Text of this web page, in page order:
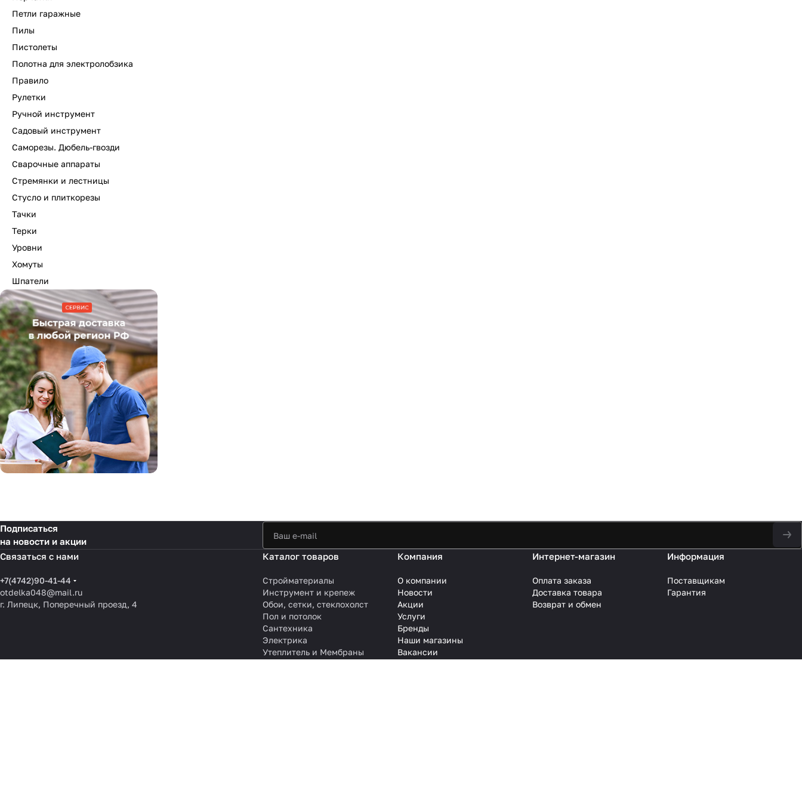
Петли гаражные
Пилы
Пистолеты
Полотна для электролобзика
Правило
Рулетки
Ручной инструмент
Садовый инструмент
Саморезы. Дюбель-гвозди
Сварочные аппараты
Стремянки и лестницы
Стусло и плиткорезы
Тачки
Терки
Уровни
Хомуты
Шпатели
Подписаться
на новости и акции
Связаться с нами
+7(4742)90-41-44
otdelka048@mail.ru
г. Липецк, Поперечный проезд, 4
Каталог товаров
Стройматериалы
Инструмент и крепеж
Обои, сетки, стеклохолст
Пол и потолок
Сантехника
Электрика
Утеплитель и Мембраны
Компания
О компании
Новости
Акции
Услуги
Бренды
Наши магазины
Вакансии
Интернет-магазин
Оплата заказа
Доставка товара
Возврат и обмен
Информация
Поставщикам
Гарантия